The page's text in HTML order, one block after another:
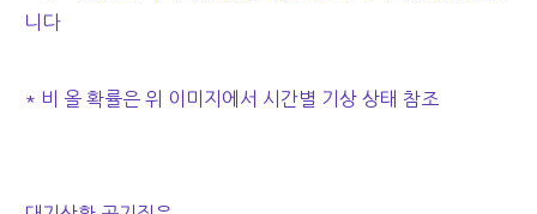
니다
* 비 올 확률은 위 이미지에서 시간별 기상 상태 참조